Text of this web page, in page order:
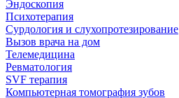
Эндоскопия
Психотерапия
Сурдология и слухопротезирование
Вызов врача на дом
Телемедицина
Ревматология
SVF терапия
Компьютерная томография зубов